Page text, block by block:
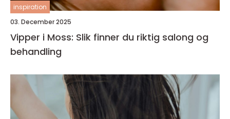
inspiration
03. December 2025
Vipper i Moss: Slik finner du riktig salong og
behandling